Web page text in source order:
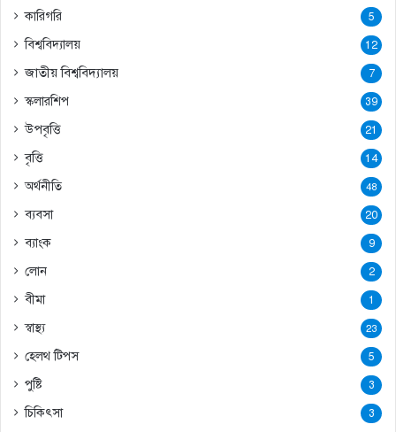
কারিগরি 5
বিশ্ববিদ্যালয় 12
জাতীয় বিশ্ববিদ্যালয় 7
স্কলারশিপ 39
উপবৃত্তি 21
বৃত্তি 14
অর্থনীতি 48
ব্যবসা 20
ব্যাংক 9
লোন 2
বীমা 1
স্বাস্থ্য 23
হেলথ টিপস 5
পুষ্টি 3
চিকিৎসা 3